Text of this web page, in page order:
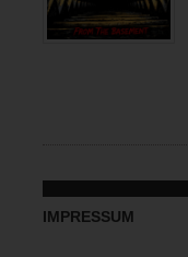
IMPRESSUM